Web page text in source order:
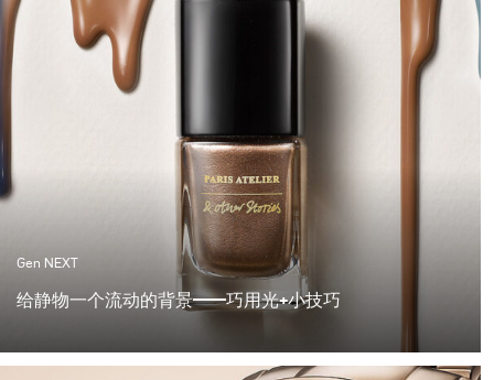
Gen NEXT
给静物一个流动的背景——巧用光+小技巧
些指甲油，又去了五金店，看看现有道具能否组合出有趣